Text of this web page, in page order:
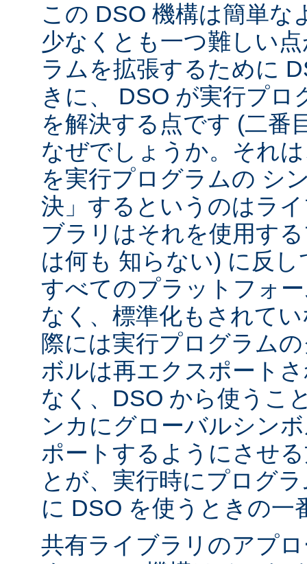
この DSO 機構は簡単な
少なくとも一つ難しい
ラムを拡張するために
きに、 DSO が実行プ
を解決する点です (二番
なぜでしょうか。それ
を実行プログラムの シ
決」するというのはラ
ブラリはそれを使用す
は何も 知らない) に反
すべてのプラットフォ
なく、標準化もされて
際には実行プログラム
ボルは再エクスポート
なく、DSO から使うこ
ンカにグローバルシン
ポートするようにさせ
とが、実行時にプログ
に DSO を使うときの一
共有ライブラリのアプ